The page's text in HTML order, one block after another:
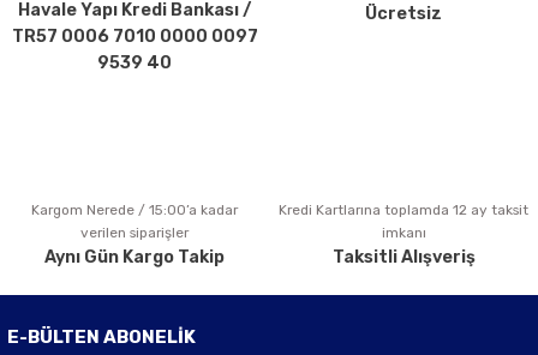
Ürün fiyatı diğer sitelerden daha pahalı.
Bu ürüne benzer farklı alternatifler olmalı.
Gönder
Havale Yapı Kredi Bankası /
TR57 0006 7010 0000 0097
9539 40
Ücretsiz
Kargom Nerede / 15:00’a kadar
verilen siparişler
Aynı Gün Kargo Takip
Kredi Kartlarına toplamda 12 ay taksit
imkanı
Taksitli Alışveriş
E-BÜLTEN ABONELİK